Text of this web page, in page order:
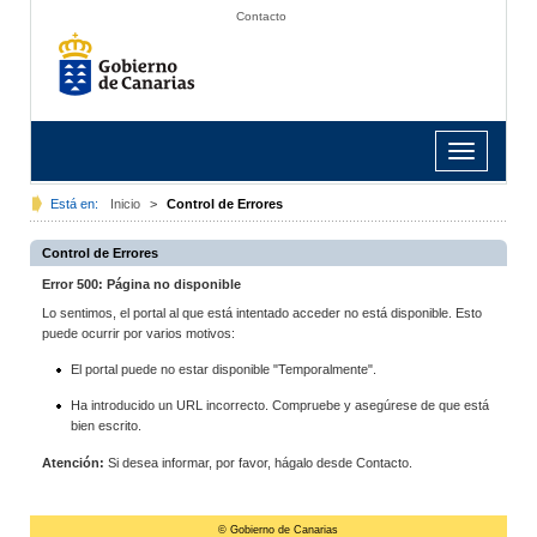
Contacto
Toggle
navigation
Está en: Inicio > Control de Errores
Control de Errores
Error 500: Página no disponible
Lo sentimos, el portal al que está intentado acceder no está disponible. Esto
puede ocurrir por varios motivos:
El portal puede no estar disponible "Temporalmente".
Ha introducido un URL incorrecto. Compruebe y asegúrese de que está
bien escrito.
Atención: Si desea informar, por favor, hágalo desde Contacto.
© Gobierno de Canarias